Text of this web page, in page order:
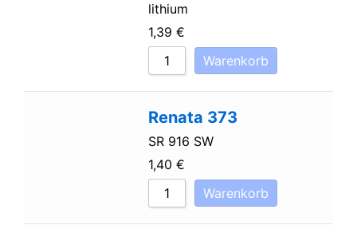
lithium
1,39 €
Warenkorb
Renata 373
SR 916 SW
1,40 €
Warenkorb